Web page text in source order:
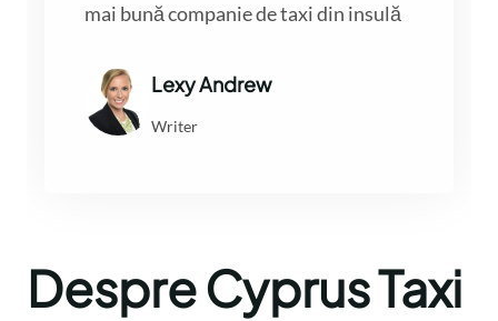
mai bună companie de taxi din insulă
Lexy Andrew
Writer
Despre Cyprus Taxi